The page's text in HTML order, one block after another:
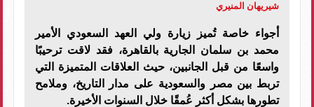
شيريهان المنيري
أجواء خاصة تُميز زيارة ولي العهد السعودي الأمير
محمد بن سلمان الجارية بالقاهرة، فقد لاقت ترحيبًا
واسعًا من قبل الجانبين، حيث العلاقات المتميزة التي
تربط بين مصر والسعودية على مدار التاريخ، وملامح
تطورها بشكل أكثر عُمقًا خلال السنوات الأخيرة.